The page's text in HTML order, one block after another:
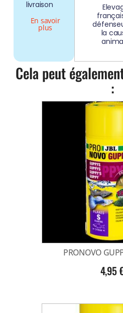
livraison
En savoir
plus
la
Cela peut
:
PRONOVO
4,95